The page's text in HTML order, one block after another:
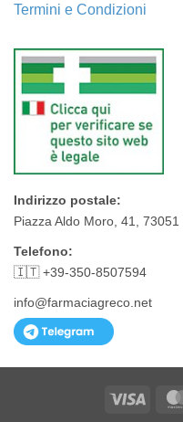
Termini e Condizioni
Indirizzo postale:
Piazza Aldo Moro, 41, 73051
Telefono:
🇮🇹 +39-350-8507594
info@farmaciagreco.net
Visa